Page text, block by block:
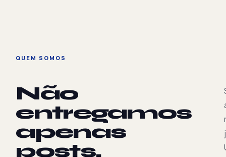
QUEM SOMOS
Não
entregamos
apenas
posts.